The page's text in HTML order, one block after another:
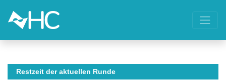
Restzeit der aktuellen Runde